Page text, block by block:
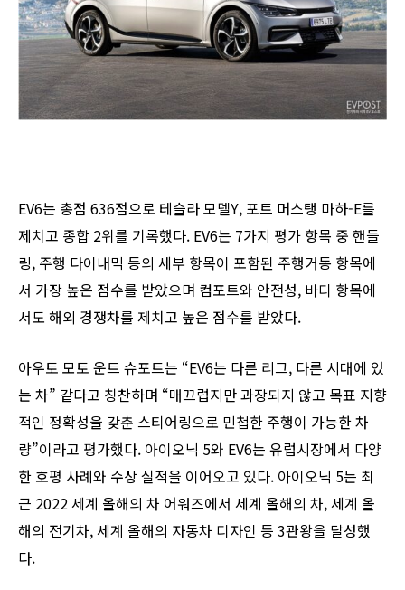
EV6는 총점 636점으로 테슬라 모델Y, 포트 머스탱 마하-E를
제치고 종합 2위를 기록했다. EV6는 7가지 평가 항목 중 핸들
링, 주행 다이내믹 등의 세부 항목이 포함된 주행거동 항목에
서 가장 높은 점수를 받았으며 컴포트와 안전성, 바디 항목에
서도 해외 경쟁차를 제치고 높은 점수를 받았다.
아우토 모토 운트 슈포트는 “EV6는 다른 리그, 다른 시대에 있
는 차” 같다고 칭찬하며 “매끄럽지만 과장되지 않고 목표 지향
적인 정확성을 갖춘 스티어링으로 민첩한 주행이 가능한 차
량”이라고 평가했다. 아이오닉 5와 EV6는 유럽시장에서 다양
한 호평 사례와 수상 실적을 이어오고 있다. 아이오닉 5는 최
근 2022 세계 올해의 차 어워즈에서 세계 올해의 차, 세계 올
해의 전기차, 세계 올해의 자동차 디자인 등 3관왕을 달성했
다.